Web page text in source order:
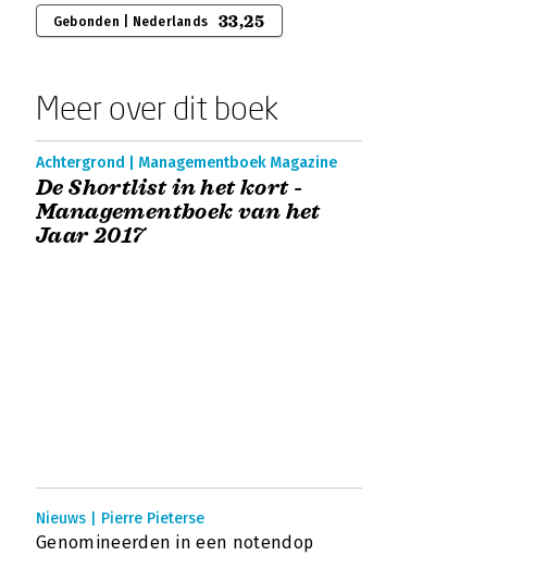
Gebonden | Nederlands 33,25
Meer over dit boek
Achtergrond | Managementboek Magazine
De Shortlist in het kort -
Managementboek van het
Jaar 2017
Nieuws | Pierre Pieterse
Genomineerden in een notendop